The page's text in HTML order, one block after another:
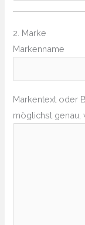
2. Marke
Markenname
Markentext oder
möglichst genau,